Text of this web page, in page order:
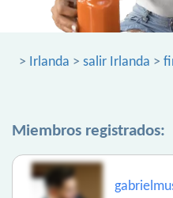
> Irlanda > salir Irlanda >
Miembros registrados: